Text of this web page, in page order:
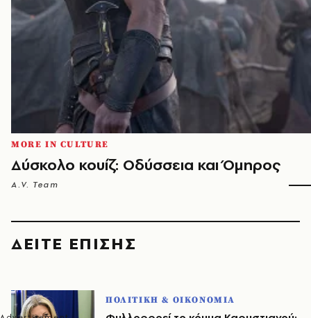
MORE IN CULTURE
Δύσκολο κουίζ: Οδύσσεια και Όμηρος
A.V. Team
ΔΕΙΤΕ ΕΠΙΣΗΣ
ΠΟΛΙΤΙΚΗ & ΟΙΚΟΝΟΜΙΑ